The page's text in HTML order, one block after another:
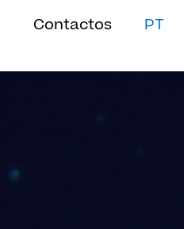
Contactos PT